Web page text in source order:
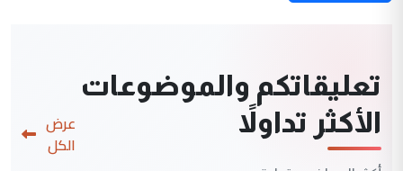
تعليقاتكم والموضوعات
الأكثر تداولاً
عرض
الكل